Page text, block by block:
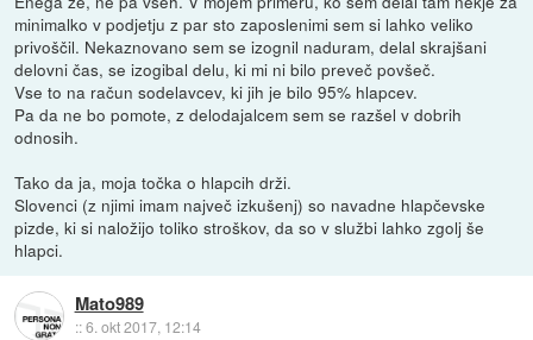
minimalko v podjetju z par sto zaposlenimi sem si lahko veliko
privoščil. Nekaznovano sem se izognil naduram, delal skrajšani
delovni čas, se izogibal delu, ki mi ni bilo preveč povšeč.
Vse to na račun sodelavcev, ki jih je bilo 95% hlapcev.
Pa da ne bo pomote, z delodajalcem sem se razšel v dobrih
odnosih.
Tako da ja, moja točka o hlapcih drži.
Slovenci (z njimi imam največ izkušenj) so navadne hlapčevske
pizde, ki si naložijo toliko stroškov, da so v službi lahko zgolj še
hlapci.
Mato989
::6. okt 2017, 12:14